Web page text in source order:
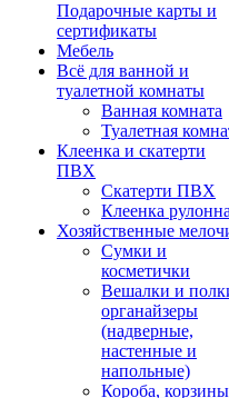
Подарочные карты и
сертификаты
Мебель
Всё для ванной и
туалетной комнаты
Ванная комната
Туалетная
Клеенка и скатерти
ПВХ
Скатерти ПВХ
Клеенка
Хозяйственные
Сумки и
косметички
Вешалки и
органайзеры
(надверные,
настенные и
напольные)
Короба,